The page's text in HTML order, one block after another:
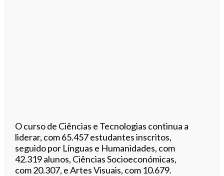
O curso de Ciências e Tecnologias continua a
liderar, com 65.457 estudantes inscritos,
seguido por Línguas e Humanidades, com
42.319 alunos, Ciências Socioeconómicas,
com 20.307, e Artes Visuais, com 10.679.